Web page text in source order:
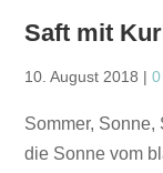
Saft mit
10. August 2018 |
Sommer,
die Sonne vom